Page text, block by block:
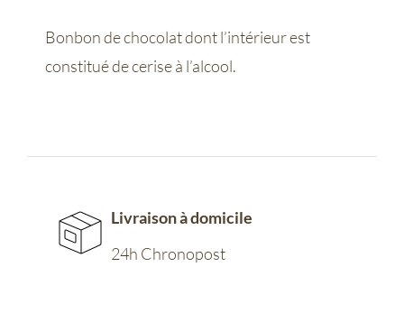
Bordelaises
Bonbon de chocolat dont l’intérieur est
constitué de cerise à l’alcool.
Livraison à domicile
24h Chronopost